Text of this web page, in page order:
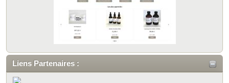
Liens Partenaires :